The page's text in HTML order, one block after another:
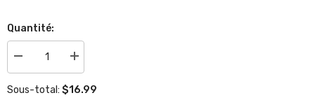
Quantité:
Réduire
la
de
Augmenter
la
de
Sous-total: $16.99